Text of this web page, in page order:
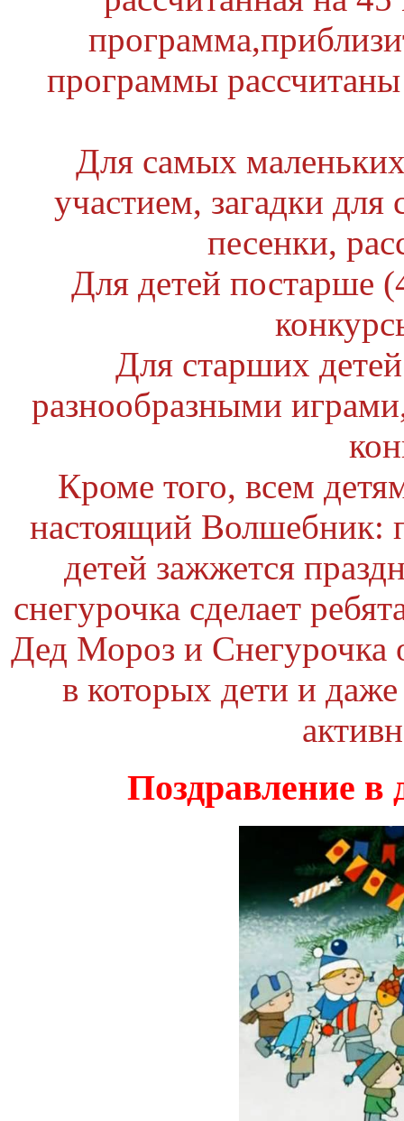
программы
Для самых
участием, загадки
песенки,
Для детей постарше
Для старших
разнообразными
Кроме того, всем
настоящий Волшебник:
детей зажжется
снегурочка сделает
Дед Мороз и Снегурочка
в которых дети и
Поздравление в